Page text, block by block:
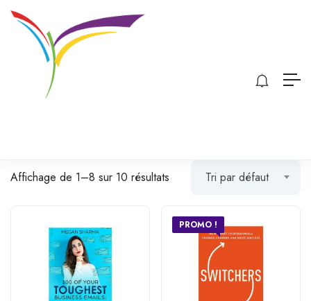
Affichage de 1–8 sur 10 résultats Tri par défaut
PROMO !